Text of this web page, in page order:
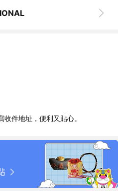
件地址，便利又貼心。